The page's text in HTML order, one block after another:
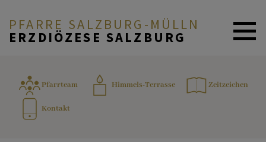
PFARRE SALZBURG-MÜLLN
ERZDIÖZESE SALZBURG
NEUIGKEITEN
Pfarrteam Himmels-Terrasse Zeitzeichen
Kontakt